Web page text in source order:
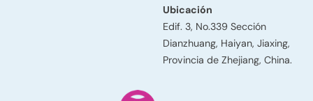
Ubicación
Edif. 3, No.339 Sección
Dianzhuang, Haiyan, Jiaxing,
Provincia de Zhejiang, China.